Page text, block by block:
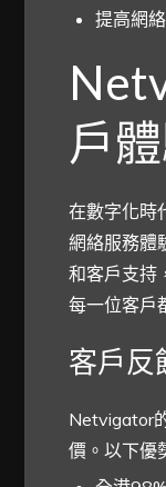
提高網
戶
在數字化時
網絡服務體
和客戶支持
每一位客戶
客戶反
Netvigator
價。以下優